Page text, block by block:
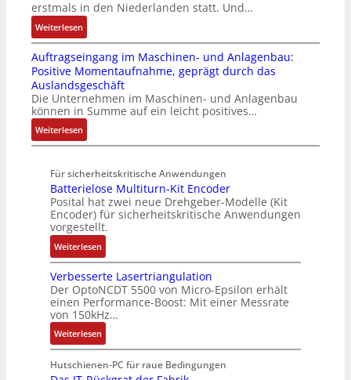
y
t
e
m
e
g
R
e
i
f
e
g
a
M
L
3
f
ü
r
s
i
c
h
e
r
e
E
l
e
S
e
u
e
r
u
n
n
v
o
n
A
G
V
u
n
o
b
o
t
S
t
r
u
k
t
u
r
2
0
3
6
f
e
h
l
e
n
,
3
M
i
l
l
i
o
n
e
n
A
r
b
erstmals in den Niederlanden statt. Und…
Weiterlesen:
A
l
l
A
b
o
u
t
u
t
o
m
a
t
i
o
n
e
x
p
a
n
Auftragseingang im Maschinen- und Anlagenbau:
Positive Momentaufnahme, geprägt durch das
Auslandsgeschäft
Die Unternehmen im Maschinen- und Anlagenbau
können in Summe auf ein leicht positives…
Weiterlesen:
A
f
t
r
a
g
s
e
i
n
g
a
n
g
i
Für sicherheitskritische Anwendungen
Batterielose Multiturn-Kit Encoder
Posital hat zwei neue Drehgeber-Modelle (Kit
Encoder) für sicherheitskritische Anwendungen
vorgestellt.
Weiterlesen:
B
a
t
t
e
r
i
e
Verbesserte Lasertriangulation
Der OptoNCDT 5500 von Micro-Epsilon erhält
einen Performance-Boost: Mit einer Messrate
von 150kHz…
Weiterlesen:
V
e
r
Hutschienen-PC für raue Bedingungen